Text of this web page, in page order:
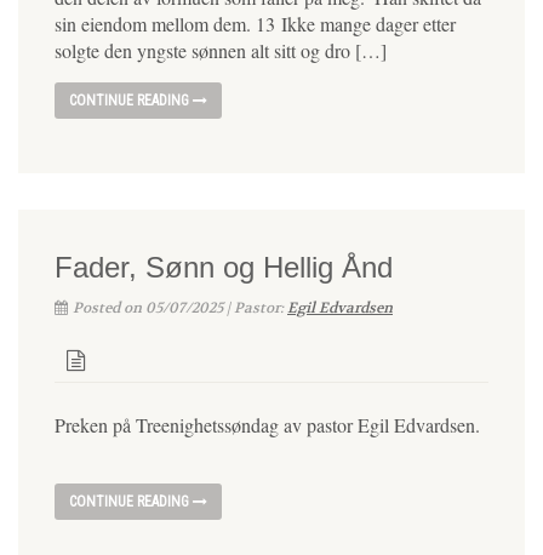
sin eiendom mellom dem. 13 Ikke mange dager etter
solgte den yngste sønnen alt sitt og dro […]
CONTINUE READING
Fader, Sønn og Hellig Ånd
Posted on 05/07/2025 | Pastor:Egil Edvardsen
Preken på Treenighetssøndag av pastor Egil Edvardsen.
CONTINUE READING